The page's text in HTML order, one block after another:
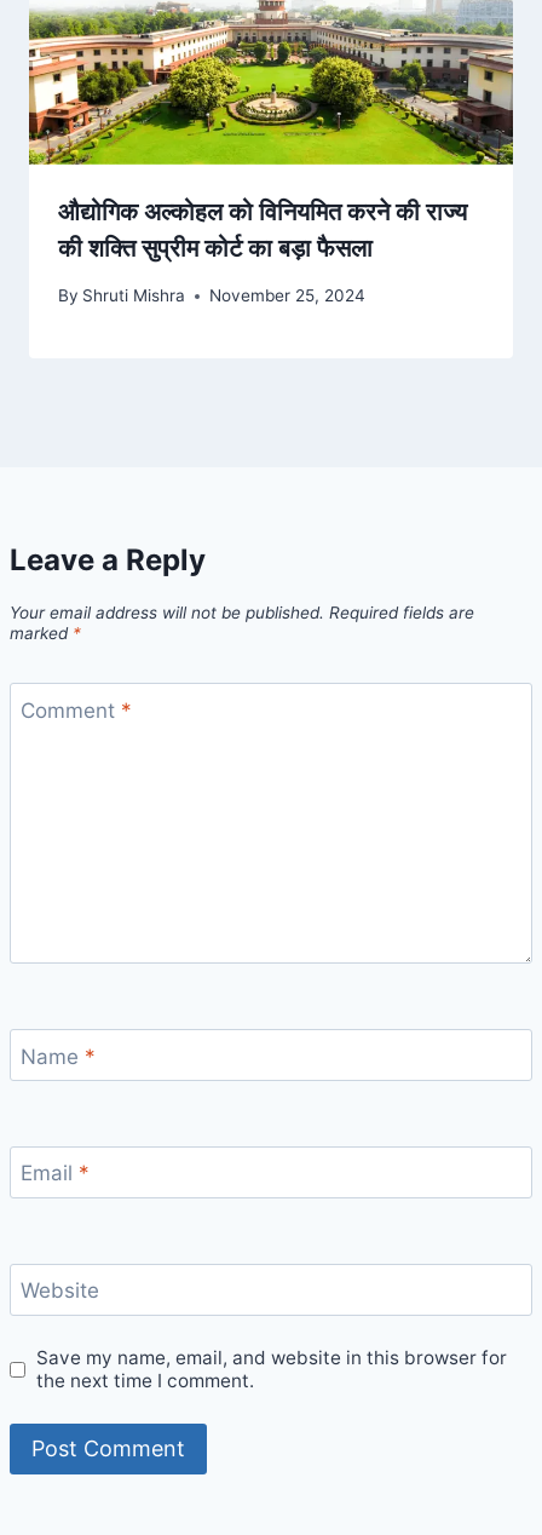
औद्योगिक अल्कोहल को विनियमित करने की राज्य
की शक्ति सुप्रीम कोर्ट का बड़ा फैसला
By Shruti Mishra November 25, 2024
Leave a Reply
Your email address will not be published. Required fields are
marked *
Comment *
Name *
Email *
Website
Save my name, email, and website in this browser for
the next time I comment.